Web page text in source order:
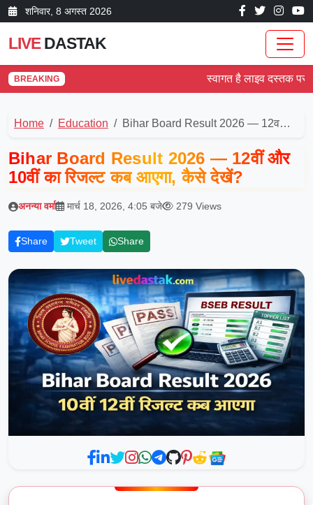
शनिवार, 8 अगस्त 2026
LIVEDASTAK
BREAKING स्वागत है लाइव दस्तक पर!
Home Education Bihar Board Result 2026 — 12व…
Bihar Board Result 2026 — 12वीं और
10वीं का रिजल्ट कब आएगा, कैसे देखें?
अनन्या वर्मा मार्च 18, 2026, 4:05 बजे 279 Views
Share Tweet Share